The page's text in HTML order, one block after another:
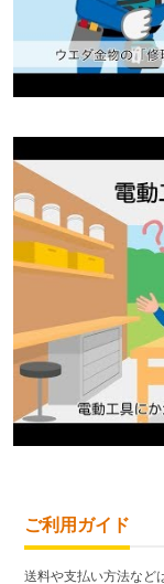
ご利用ガイド
送料や支払い方法など